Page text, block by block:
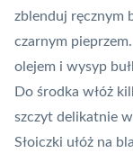
zblenduj ręcznym
czarnym
olejem i wysyp
Do środka włóż
szczyt delikatnie
Słoiczki ułóż na